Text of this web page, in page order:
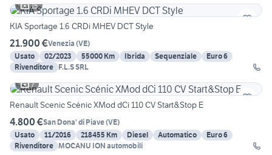
15
KIA Sportage 1.6 CRDi MHEV DCT Style
21.900 €Venezia (VE)
Usato
02/2023 55000 Km Ibrida Sequenziale
Euro 6
Rivenditore F.L.S SRL
7
Renault Scenic Scénic XMod dCi 110 CV Start&Stop E
4.800 €San Dona' di Piave(VE)
Usato
11/2016 218455 Km Diesel Automatico
Euro 6
Rivenditore MOCANU ION automobili